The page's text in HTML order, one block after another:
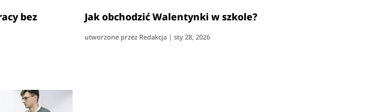
bez
Jak obchodzić Walentynki w szkole?
utworzone przez Redakcja| sty 28, 2026